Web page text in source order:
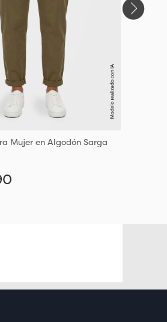
Mujer en Algodón Sarga